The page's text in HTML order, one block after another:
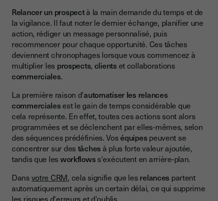
Déclencher des relances automatiques basées sur les
actions du prospect
Workflows commerciaux et e-signature
Sécurité et conformité
Conclusion
Relancer un prospectà la main demande du temps et de
la vigilance. Il faut noter le dernier échange, planifier une
action, rédiger un message personnalisé, puis
recommencer pour chaque opportunité. Ces tâches
deviennent chronophages lorsque vous commencez à
multiplier les prospects, clientset collaborations
commerciales.
La première raison d'automatiser les relances
commercialesest le gain de temps considérable que
cela représente. En effet, toutes ces actions sont alors
programmées et se déclenchent par elles-mêmes, selon
des séquences prédéfinies. Voséquipespeuvent se
concentrer sur des tâchesà plus forte valeur ajoutée,
tandis que les workflowss'exécutent en arrière-plan.
Dans votre CRM, cela signifie que les relances partent
automatiquement après un certain délai, ce qui supprime